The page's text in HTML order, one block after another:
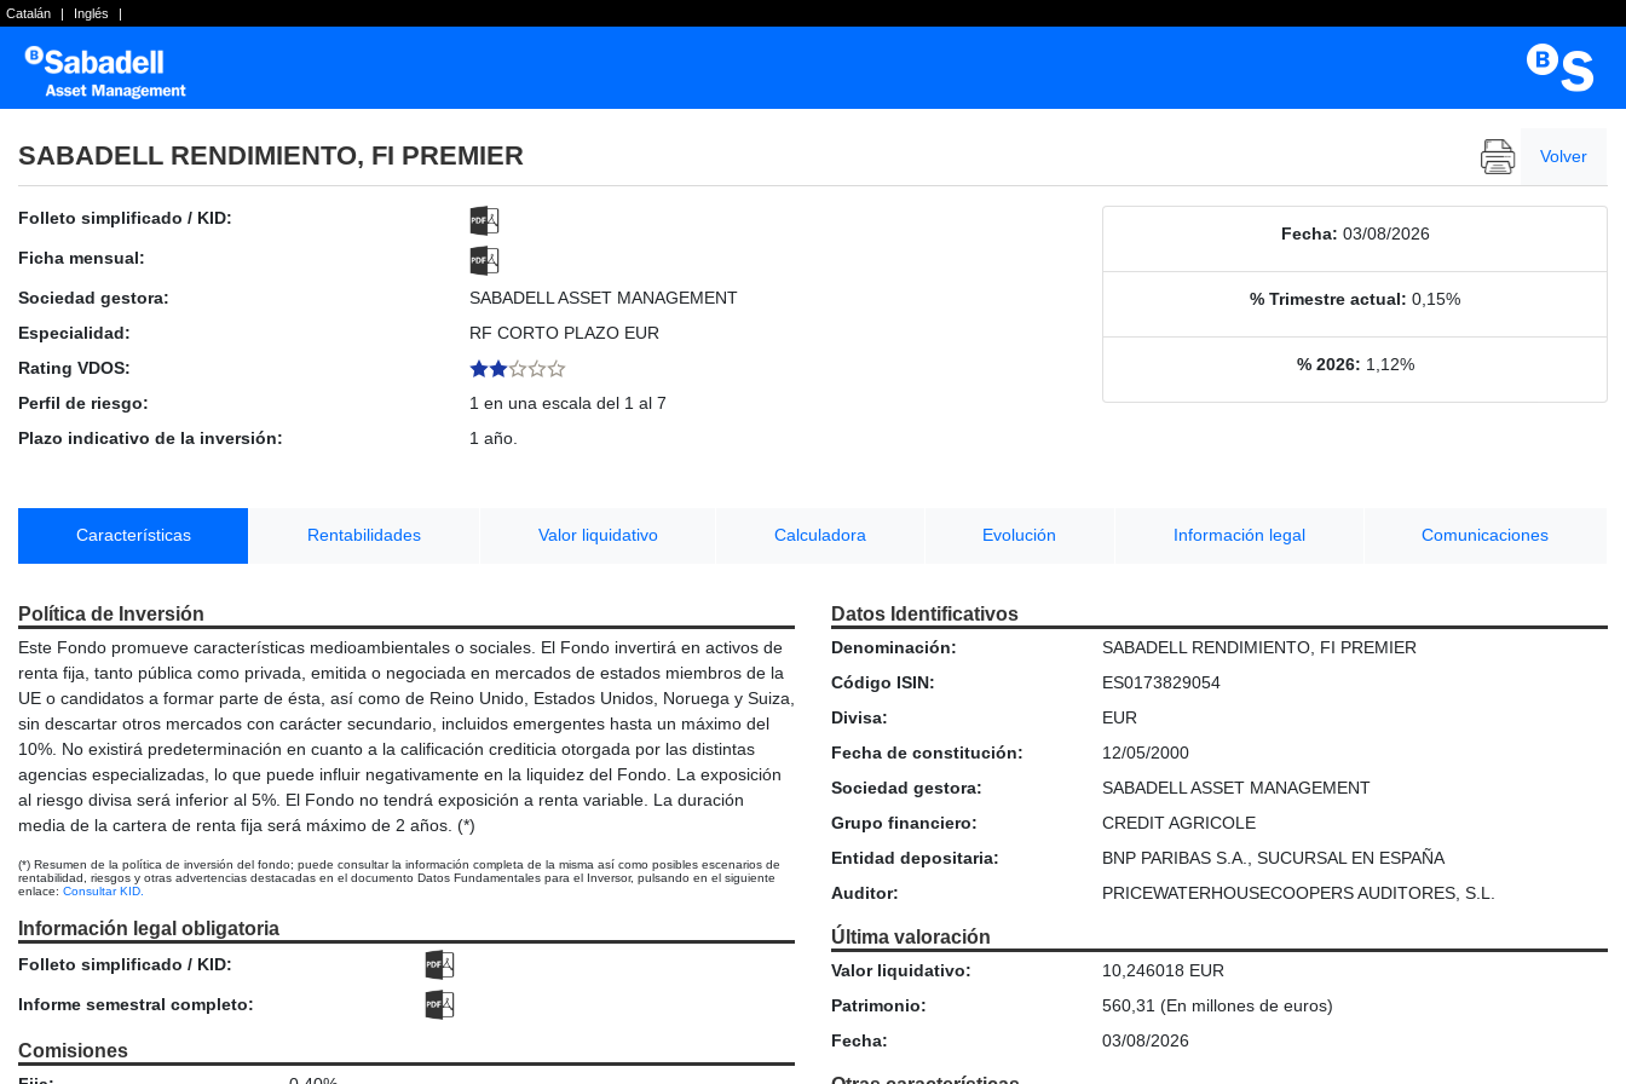
Catalán | Inglés |
SABADELL RENDIMIENTO, FI PREMIER Volver
Folleto simplificado / KID:
Ficha mensual:
Sociedad gestora:
SABADELL ASSET MANAGEMENT
Especialidad:
RF CORTO PLAZO EUR
Rating VDOS:
Perfil de riesgo:
1 en una escala del 1 al 7
Plazo indicativo de la inversión:
1 año.
Fecha: 03/08/2026
% Trimestre actual: 0,15%
% 2026: 1,12%
Características Rentabilidades Valor liquidativo Calculadora Evolución Información legal Comunicaciones
Política de Inversión
Este Fondo promueve características medioambientales o sociales. El Fondo invertirá en activos de
renta fija, tanto pública como privada, emitida o negociada en mercados de estados miembros de la
UE o candidatos a formar parte de ésta, así como de Reino Unido, Estados Unidos, Noruega y Suiza,
sin descartar otros mercados con carácter secundario, incluidos emergentes hasta un máximo del
10%. No existirá predeterminación en cuanto a la calificación crediticia otorgada por las distintas
agencias especializadas, lo que puede influir negativamente en la liquidez del Fondo. La exposición
al riesgo divisa será inferior al 5%. El Fondo no tendrá exposición a renta variable. La duración
media de la cartera de renta fija será máximo de 2 años. (*)
(*) Resumen de la política de inversión del fondo; puede consultar la información completa de la misma así como posibles escenarios de
rentabilidad, riesgos y otras advertencias destacadas en el documento Datos Fundamentales para el Inversor, pulsando en el siguiente
enlace: Consultar KID.
Información legal obligatoria
Folleto simplificado / KID:
Informe semestral completo:
Comisiones
Datos Identificativos
Denominación:
SABADELL RENDIMIENTO, FI PREMIER
Código ISIN:
ES0173829054
Divisa:
EUR
Fecha de constitución:
12/05/2000
Sociedad gestora:
SABADELL ASSET MANAGEMENT
Grupo financiero:
CREDIT AGRICOLE
Entidad depositaria:
BNP PARIBAS S.A., SUCURSAL EN ESPAÑA
Auditor:
PRICEWATERHOUSECOOPERS AUDITORES, S.L.
Última valoración
Valor liquidativo:
10,246018 EUR
Patrimonio:
560,31 (En millones de euros)
Fecha:
03/08/2026